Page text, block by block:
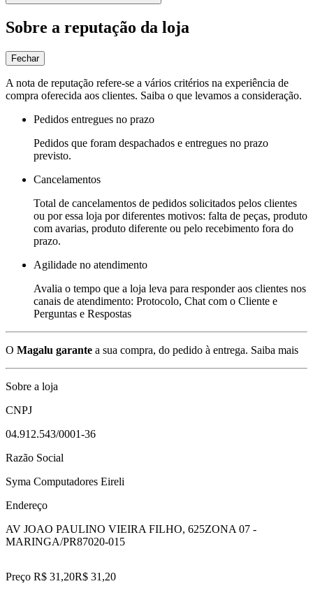
Sobre a reputação da loja
Fechar
A nota de reputação refere-se a vários critérios na experiência de
compra oferecida aos clientes. Saiba o que levamos a consideração.
Pedidos entregues no prazo
Pedidos que foram despachados e entregues no prazo
previsto.
Cancelamentos
Total de cancelamentos de pedidos solicitados pelos clientes
ou por essa loja por diferentes motivos: falta de peças, produto
com avarias, produto diferente ou pelo recebimento fora do
prazo.
Agilidade no atendimento
Avalia o tempo que a loja leva para responder aos clientes nos
canais de atendimento: Protocolo, Chat com o Cliente e
Perguntas e Respostas
O Magalu garante a sua compra, do pedido à entrega. Saiba mais
Sobre a loja
CNPJ
04.912.543/0001-36
Razão Social
Syma Computadores Eireli
Endereço
AV JOAO PAULINO VIEIRA FILHO, 625ZONA 07 -
MARINGA/PR87020-015
Preço R$ 31,20R$ 31 ,20